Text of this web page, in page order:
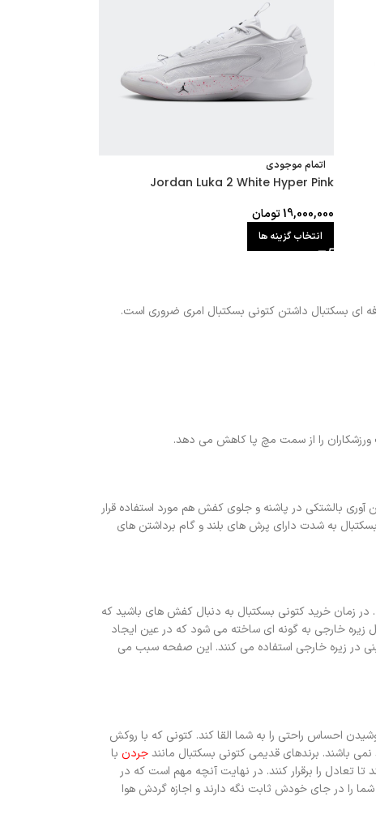
اتمام موجودی
Jordan Luka 2 White Hyper Pink
19,000,000تومان
انتخاب گزینه ها
ای بسکتبال داشتن کتونی بسکتبال امری ضروری است.
را از سمت مچ پا کاهش می دهد.
بالشتکی در پاشنه و جلوی کفش هم مورد استفاده قرار
به شدت دارای پرش های بلند و گام برداشتن های
زمان خرید کتونی بسکتبال به دنبال کفش های باشید که
زیره خارجی به گونه ای ساخته می شود که در عین ایجاد
در زیره خارجی استفاده می کنند. این صفحه سبب می
احساس راحتی را به شما القا کند. کتونی که با روکش
باشند. برندهای قدیمی کتونی بسکتبال مانندجردنبا
تعادل را برقرار کنند. در نهایت آنچه مهم است که در
را در جای خودش ثابت نگه دارند و اجازه گردش هوا